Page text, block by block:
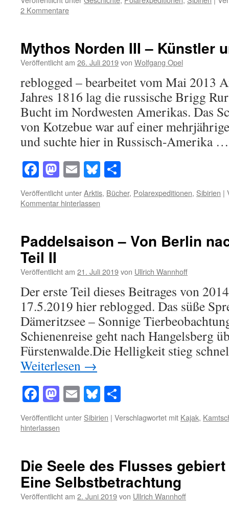
2 Kommentare
Mythos Norden III – Künstler
Veröffentlicht am 26. Juli 2019von Wolfgang Opel
reblogged – bearbeitet vom Mai 2013
Jahres 1816 lag die russische Brigg
Bucht im Nordwesten Amerikas. Das
von Kotzebue war auf einer
und suchte hier in Russisch-Amerika
Facebook
Mastodon
EmailBluesky
Veröffentlicht unterArktis, Bücher, Polarexpeditionen, Sibirien |
Kommentar hinterlassen
Paddelsaison – Von Berlin
Teil II
Veröffentlicht am 21. Juli 2019von Ullrich Wannhoff
Der erste Teil dieses Beitrages von
17.5.2019 hier reblogged. Das süße
Dämeritzsee – Sonnige
Schienenreise geht nach Hangelsberg
Fürstenwalde.Die Helligkeit stieg
Weiterlesen →
Facebook
Mastodon
EmailBluesky
Veröffentlicht unter Sibirien | Verschlagwortet mit Kajak,
hinterlassen
Die Seele des Flusses
Eine Selbstbetrachtung
Veröffentlicht am 2. Juni 2019von Ullrich Wannhoff